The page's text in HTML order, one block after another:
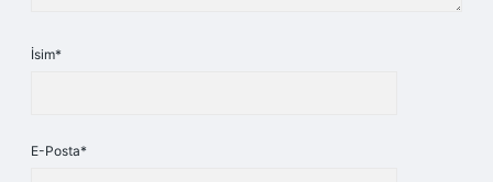
İsim*
E-Posta*